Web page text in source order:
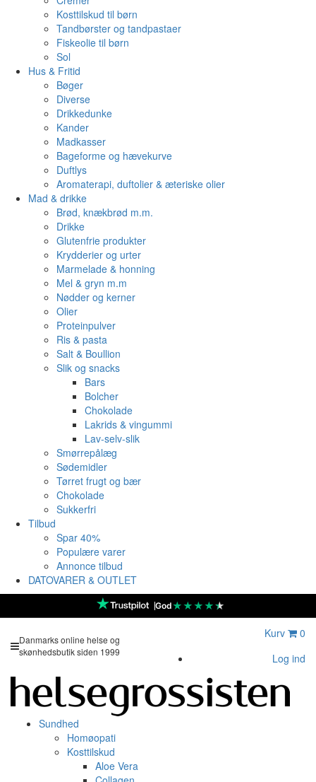
Kosttilskud til børn
Tandbørster og tandpastaer
Fiskeolie til børn
Sol
Hus & Fritid
Bøger
Diverse
Drikkedunke
Kander
Madkasser
Bageforme og hævekurve
Duftlys
Aromaterapi, duftolier & æteriske olier
Mad & drikke
Brød, knækbrød m.m.
Drikke
Glutenfrie produkter
Krydderier og urter
Marmelade & honning
Mel & gryn m.m
Nødder og kerner
Olier
Proteinpulver
Ris & pasta
Salt & Boullion
Slik og snacks
Bars
Bolcher
Chokolade
Lakrids & vingummi
Lav-selv-slik
Smørrepålæg
Sødemidler
Tørret frugt og bær
Chokolade
Sukkerfri
Tilbud
Spar 40%
Populære varer
Annonce tilbud
DATOVARER & OUTLET
God★★★★★
Danmarks online helse og
skønhedsbutik siden 1999
Kurv
0
Log ind
Sundhed
Homøopati
Kosttilskud
Aloe Vera